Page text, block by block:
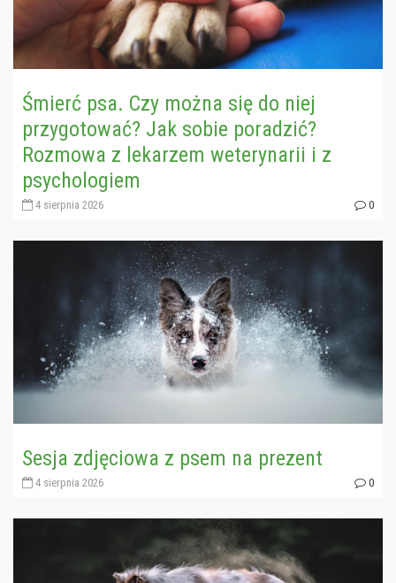
Śmierć psa. Czy można się do niej
przygotować? Jak sobie poradzić?
Rozmowa z lekarzem weterynarii i z
psychologiem
4 sierpnia 2026 0
Sesja zdjęciowa z psem na prezent
4 sierpnia 2026 0